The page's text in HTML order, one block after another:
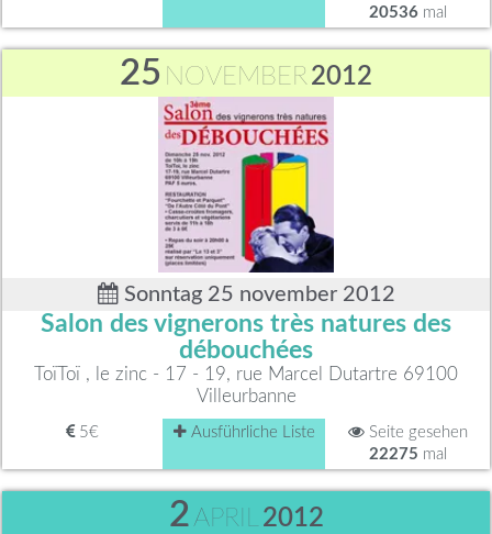
20536mal
25 NOVEMBER 2012
Sonntag 25 november 2012
Salon des vignerons très natures des
débouchées
ToïToï , le zinc - 17 - 19, rue Marcel Dutartre 69100
Villeurbanne
5€ Ausführliche Liste
Seite gesehen
22275 mal
2 APRIL 2012